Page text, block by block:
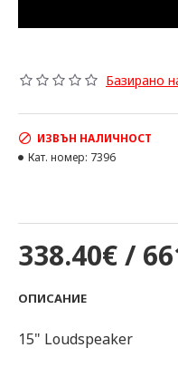
Базирано
338.40€ /
ИЗВЪН НАЛИЧНОСТ
Кат. номер: 7396
ОПИСАНИЕ
15" Loudspeaker